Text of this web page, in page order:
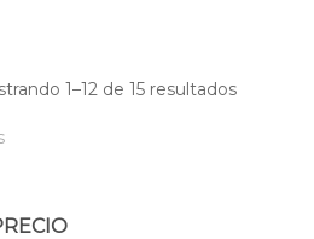
1–12 de 15 resultados